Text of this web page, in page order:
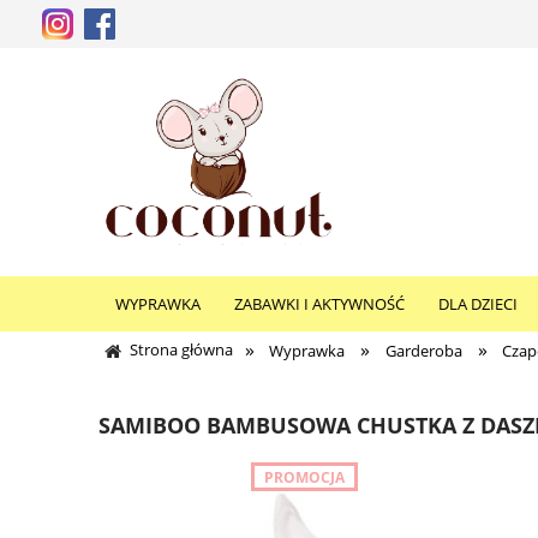
WYPRAWKA ZABAWKI I AKTYWNOŚĆ DLA DZIECI
Strona główna » Wyprawka » Garderoba »
SAMIBOO BAMBUSOWA CHUSTKA Z
PROMOCJA